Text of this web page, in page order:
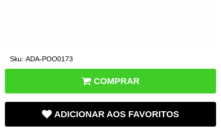
Sku: ADA-POO0173
COMPRAR
ADICIONAR AOS FAVORITOS